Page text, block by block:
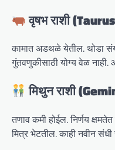
वृषभ राशी
कामात अडथळे येतील. थोडा
गुंतवणुकीसाठी योग्य वेळ नाही.
मिथुन राशी
तणाव कमी होईल. निर्णय
मित्र भेटतील. काही नवीन